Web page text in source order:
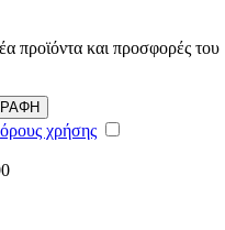
προϊόντα και προσφορές του
όρους χρήσης